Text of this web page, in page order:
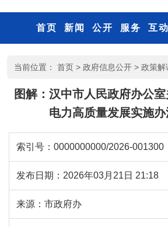
首页 新闻 公开 服务 互动
当前位置： 首页 > 政府信息公开 > 政策解
图解：汉中市人民政府办公
电力高质量发展实施
索引号： 0000000000/2026-001300
发布日期： 2026年03月21日 21:18
来源： 市政府办